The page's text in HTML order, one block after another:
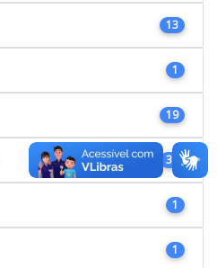
13
1
19
38
1
1